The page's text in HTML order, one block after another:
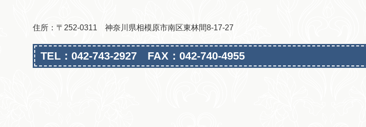
住所：〒252-0311 神奈川県相模原市南区東林間8-17-27
TEL：042-743-2927 FAX：042-740-4955